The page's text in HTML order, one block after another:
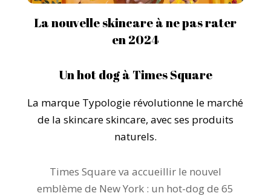
La nouvelle skincare à ne pas rater
en 2024
Un hot dog à Times Square
La marque Typologie révolutionne le marché
de la skincare skincare, avec ses produits
naturels.
Times Square va accueillir le nouvel
emblème de New York : un hot-dog de 65